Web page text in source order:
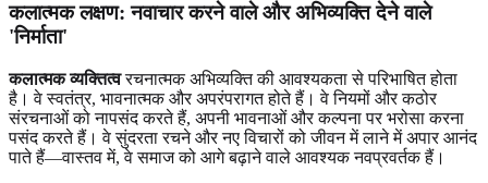
कलात्मक लक्षण:नवाचार करने वाले और अभिव्यक्ति देने वाले
'निर्माता'
कलात्मक व्यक्तित्वरचनात्मक अभिव्यक्ति की आवश्यकता से परिभाषित होता
है। वे स्वतंत्र, भावनात्मक और अपरंपरागत होते हैं। वे नियमों और कठोर
संरचनाओं को नापसंद करते हैं, अपनी भावनाओं और कल्पना पर भरोसा करना
पसंद करते हैं। वे सुंदरता रचने और नए विचारों को जीवन में लाने में अपार आनंद
पाते हैं—वास्तव में, वे समाज को आगे बढ़ाने वाले आवश्यक नवप्रवर्तक हैं।